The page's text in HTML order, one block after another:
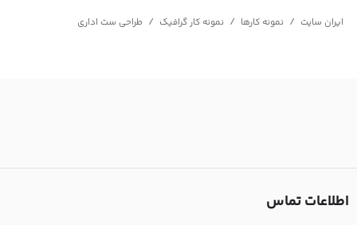
ایران سایت / نمونه کارها / نمونه کار گرافیک / طراحی ست اداری
اطلاعات تماس